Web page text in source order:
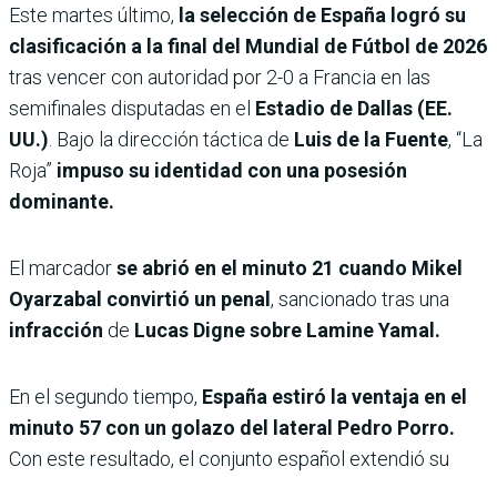
Este martes último, la selección de España logró su
clasificación a la final del Mundial de Fútbol de 2026
tras vencer con autoridad por 2-0 a Francia en las
semifinales disputadas en el Estadio de Dallas (EE.
UU.). Bajo la dirección táctica de Luis de la Fuente, “La
Roja” impuso su identidad con una posesión
dominante.
El marcadorse abrió en el minuto 21 cuando Mikel
Oyarzabal convirtió un penal , sancionado tras una
infracción de Lucas Digne sobre Lamine Yamal.
En el segundo tiempo, España estiró la ventaja en el
minuto 57 con un golazo del lateral Pedro Porro.
Con este resultado, el conjunto español extendió su